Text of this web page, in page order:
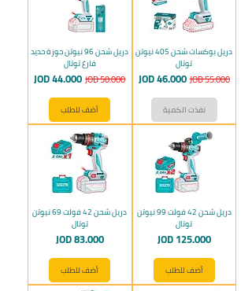
دريل بوكسات شحن 405 نيوتن
توتال
سعر عادي
JOD 55.000سعر البيع
JOD 46.000
نفذت الكمية
دريل شحن 96 نيوتن جوزة حديد
فارغ توتال
سعر عادي
JOD 50.000 سعر البيع
JOD 44.000
أضف للطلب
دريل شحن 42 فولت 99 نيوتن
توتال
السعر
JOD 125.000
أضف للطلب
دريل شحن 42 فولت 69 نيوتن
توتال
السعر
JOD 83.000
أضف للطلب